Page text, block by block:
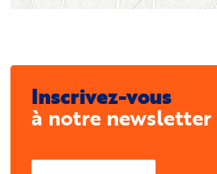
Inscrivez-vous
à notre newsletter